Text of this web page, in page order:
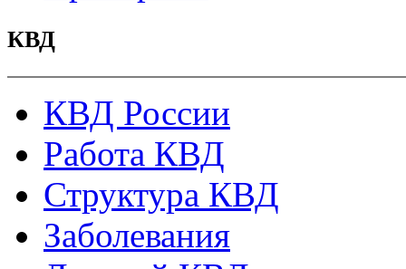
КВД
КВД России
Работа КВД
Структура КВД
Заболевания